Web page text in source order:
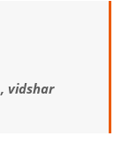
vidshar